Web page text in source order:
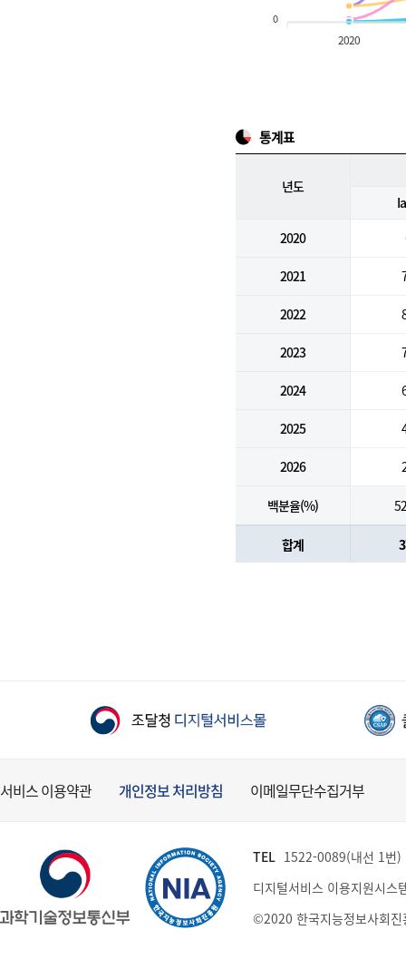
0
2020
통계표
년도
2020
2021
2022
2023
2024
2025
2026
백분율(%)
합계
서비스 이용약관 개인정보 처리방침 이메일무단수집거부
TEL 1522-0089(내선 1번
디지털서비스 이용지원시스
©2020 한국지능정보사회진